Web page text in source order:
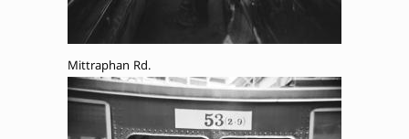
Mittraphan Rd.